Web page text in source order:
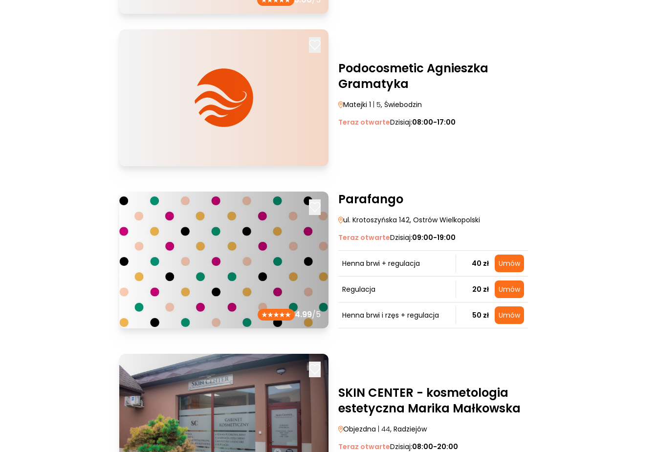
Podocosmetic Agnieszka
Gramatyka
Matejki 1 | 5, Świebodzin
Teraz otwarteDzisiaj:08:00-17:00
4.99/5
Parafango
ul. Krotoszyńska 142, Ostrów Wielkopolski
Teraz otwarteDzisiaj:09:00-19:00
Henna brwi + regulacja 40 zł Umów
Regulacja 20 zł Umów
Henna brwi i rzęs + regulacja 50 zł Umów
SKIN CENTER - kosmetologia
estetyczna Marika Małkowska
Objezdna | 44, Radziejów
Teraz otwarteDzisiaj:08:00-20:00